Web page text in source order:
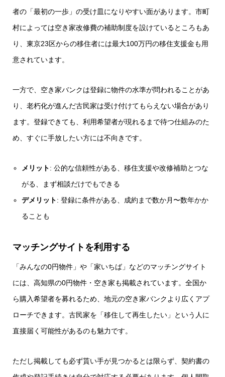
者の「最初の一歩」の受け皿になりやすい面があります。市町
村によっては空き家改修費の補助制度を設けているところもあ
り、東京23区からの移住者には最大100万円の移住支援金も用
意されています。
一方で、空き家バンクは登録に物件の水準が問われることがあ
り、老朽化が進んだ古民家は受け付けてもらえない場合があり
ます。登録できても、利用希望者が現れるまで待つ仕組みのた
め、すぐに手放したい方には不向きです。
メリット: 公的な信頼性がある、移住支援や改修補助とつな
がる、まず相談だけでもできる
デメリット: 登録に条件がある、成約まで数か月〜数年かか
ることも
マッチングサイトを利用する
「みんなの0円物件」や「家いちば」などのマッチングサイト
には、高知県の0円物件・空き家も掲載されています。全国か
ら購入希望者を募れるため、地元の空き家バンクより広くアプ
ローチできます。古民家を「移住して再生したい」という人に
直接届く可能性があるのも魅力です。
ただし掲載しても必ず貰い手が見つかるとは限らず、契約書の